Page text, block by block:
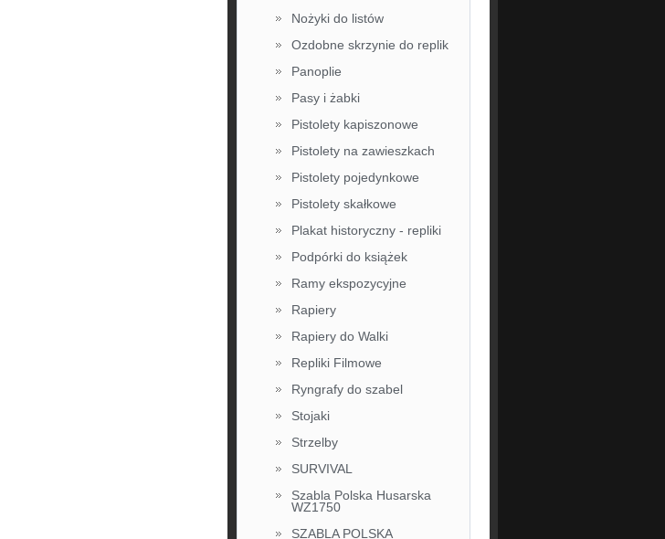
Nożyki do listów
Ozdobne skrzynie do replik
Panoplie
Pasy i żabki
Pistolety kapiszonowe
Pistolety na zawieszkach
Pistolety pojedynkowe
Pistolety skałkowe
Plakat historyczny - repliki
Podpórki do książek
Ramy ekspozycyjne
Rapiery
Rapiery do Walki
Repliki Filmowe
Ryngrafy do szabel
Stojaki
Strzelby
SURVIVAL
Szabla Polska Husarska
WZ1750
SZABLA POLSKA